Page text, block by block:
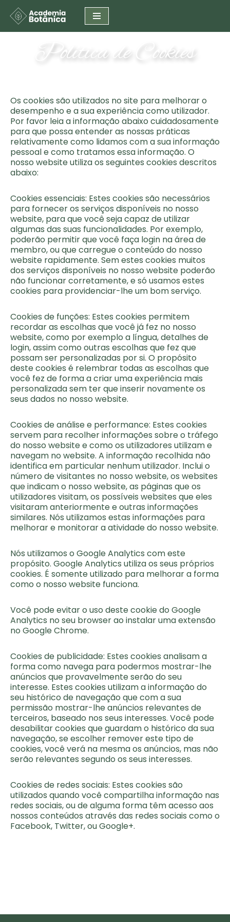
Pular
Política de Cookies
Os cookies são utilizados no site para melhorar o
desempenho e a sua experiência como utilizador.
Por favor leia a informação abaixo cuidadosamente
para que possa entender as nossas práticas
relativamente como lidamos com a sua informação
pessoal e como tratamos essa informação. O
nosso website utiliza os seguintes cookies descritos
abaixo:
Cookies essenciais: Estes cookies são necessários
para fornecer os serviços disponíveis no nosso
website, para que você seja capaz de utilizar
algumas das suas funcionalidades. Por exemplo,
poderão permitir que você faça login na área de
membro, ou que carregue o conteúdo do nosso
website rapidamente. Sem estes cookies muitos
dos serviços disponíveis no nosso website poderão
não funcionar corretamente, e só usamos estes
cookies para providenciar-lhe um bom serviço.
Cookies de funções: Estes cookies permitem
recordar as escolhas que você já fez no nosso
website, como por exemplo a língua, detalhes de
login, assim como outras escolhas que fez que
possam ser personalizadas por si. O propósito
deste cookies é relembrar todas as escolhas que
você fez de forma a criar uma experiência mais
personalizada sem ter que inserir novamente os
seus dados no nosso website.
Cookies de análise e performance: Estes cookies
servem para recolher informações sobre o tráfego
do nosso website e como os utilizadores utilizam e
navegam no website. A informação recolhida não
identifica em particular nenhum utilizador. Inclui o
número de visitantes no nosso website, os websites
que indicam o nosso website, as páginas que os
utilizadores visitam, os possíveis websites que eles
visitaram anteriormente e outras informações
similares. Nós utilizamos estas informações para
melhorar e monitorar a atividade do nosso website.
Nós utilizamos o Google Analytics com este
propósito. Google Analytics utiliza os seus próprios
cookies. É somente utilizado para melhorar a forma
como o nosso website funciona.
Você pode evitar o uso deste cookie do Google
Analytics no seu browser ao instalar uma extensão
no Google Chrome.
Cookies de publicidade: Estes cookies analisam a
forma como navega para podermos mostrar-lhe
anúncios que provavelmente serão do seu
interesse. Estes cookies utilizam a informação do
seu histórico de navegação que com a sua
permissão mostrar-lhe anúncios relevantes de
terceiros, baseado nos seus interesses. Você pode
desabilitar cookies que guardam o histórico da sua
navegação, se escolher remover este tipo de
cookies, você verá na mesma os anúncios, mas não
serão relevantes segundo os seus interesses.
Cookies de redes sociais: Estes cookies são
utilizados quando você compartilha informação nas
redes sociais, ou de alguma forma têm acesso aos
nossos conteúdos através das redes sociais como o
Facebook, Twitter, ou Google+.